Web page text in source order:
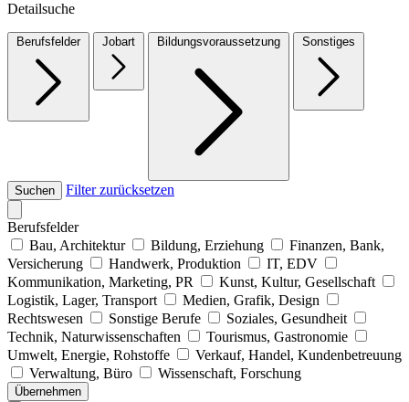
Detailsuche
Berufsfelder Jobart Bildungsvoraussetzung Sonstiges
Suchen Filter zurücksetzen
Berufsfelder
Bau, Architektur
Bildung, Erziehung
Finanzen, Bank,
Versicherung
Handwerk, Produktion
IT, EDV
Kommunikation, Marketing, PR
Kunst, Kultur, Gesellschaft
Logistik, Lager, Transport
Medien, Grafik, Design
Rechtswesen
Sonstige Berufe
Soziales, Gesundheit
Technik, Naturwissenschaften
Tourismus, Gastronomie
Umwelt, Energie, Rohstoffe
Verkauf, Handel, Kundenbetreuung
Verwaltung, Büro
Wissenschaft, Forschung
Übernehmen